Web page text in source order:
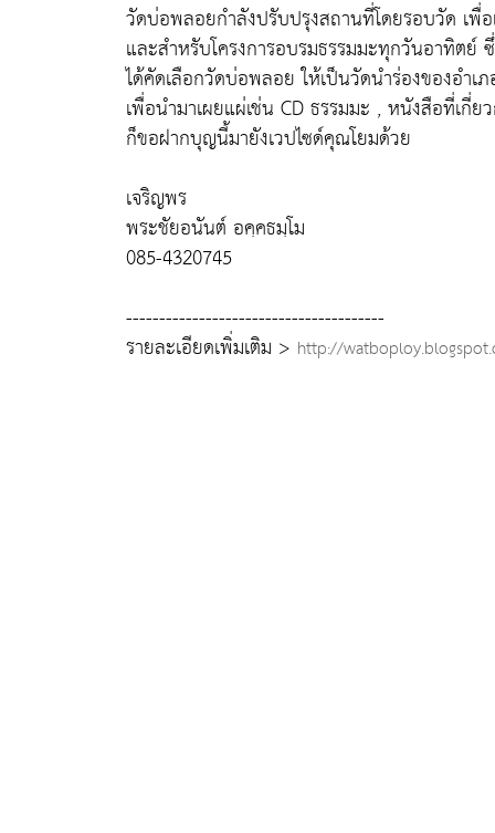
วัดบ่อพลอยกำลังปรับปรุงสถานที่โดยรอบวัด เ
และสำหรับโครงการอบรมธรรมมะทุกวันอาทิตย์
ได้คัดเลือกวัดบ่อพลอย ให้เป็นวัดนำร่องของอำเ
เพื่อนำมาเผยแผ่เช่น CD ธรรมมะ , หนังสือที่เกี่
ก็ขอฝากบุญนี้มายังเวปไซด์คุณโยมด้วย
เจริญพร
พระชัยอนันต์ อคฺคธมฺโม
085-4320745
---------------------------------------
รายละเอียดเพิ่มเติม > http://